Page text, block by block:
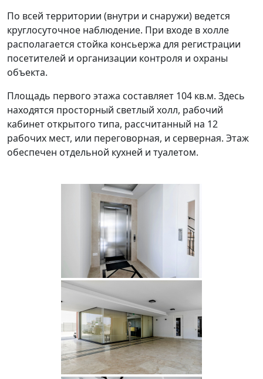
По всей территории (внутри и снаружи) ведется
круглосуточное наблюдение. При входе в холле
располагается стойка консьержа для регистрации
посетителей и организации контроля и охраны
объекта.
Площадь первого этажа составляет 104 кв.м. Здесь
находятся просторный светлый холл, рабочий
кабинет открытого типа, рассчитанный на 12
рабочих мест, или переговорная, и серверная. Этаж
обеспечен отдельной кухней и туалетом.